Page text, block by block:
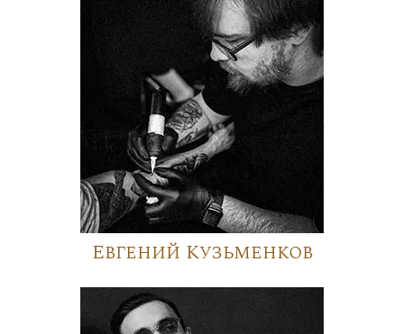
Евгений Кузьменков